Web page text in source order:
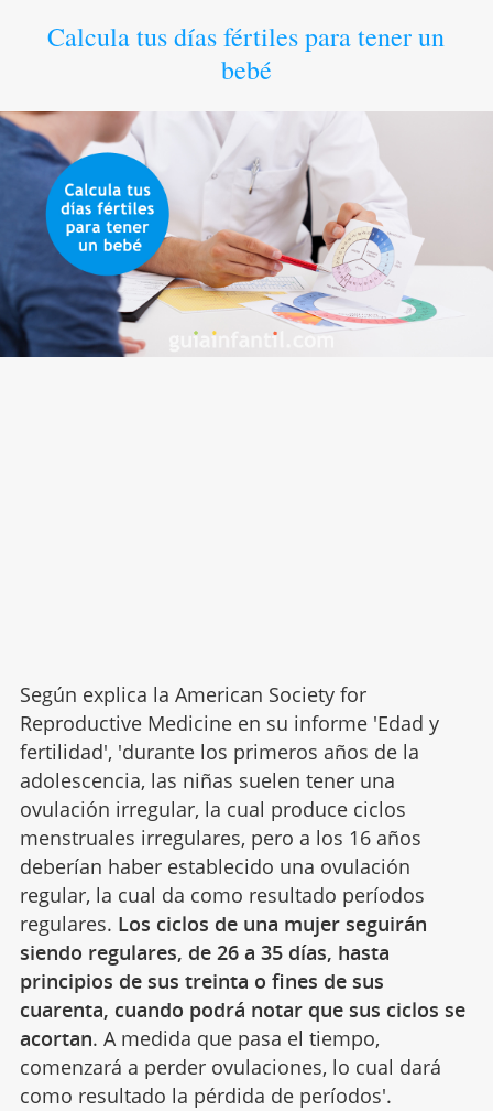
Calcula tus días fértiles para tener un
bebé
Según explica la American Society for
Reproductive Medicine en su informe 'Edad y
fertilidad', 'durante los primeros años de la
adolescencia, las niñas suelen tener una
ovulación irregular, la cual produce ciclos
menstruales irregulares, pero a los 16 años
deberían haber establecido una ovulación
regular, la cual da como resultado períodos
regulares. Los ciclos de una mujer seguirán
siendo regulares, de 26 a 35 días, hasta
principios de sus treinta o fines de sus
cuarenta, cuando podrá notar que sus ciclos se
acortan. A medida que pasa el tiempo,
comenzará a perder ovulaciones, lo cual dará
como resultado la pérdida de períodos'.